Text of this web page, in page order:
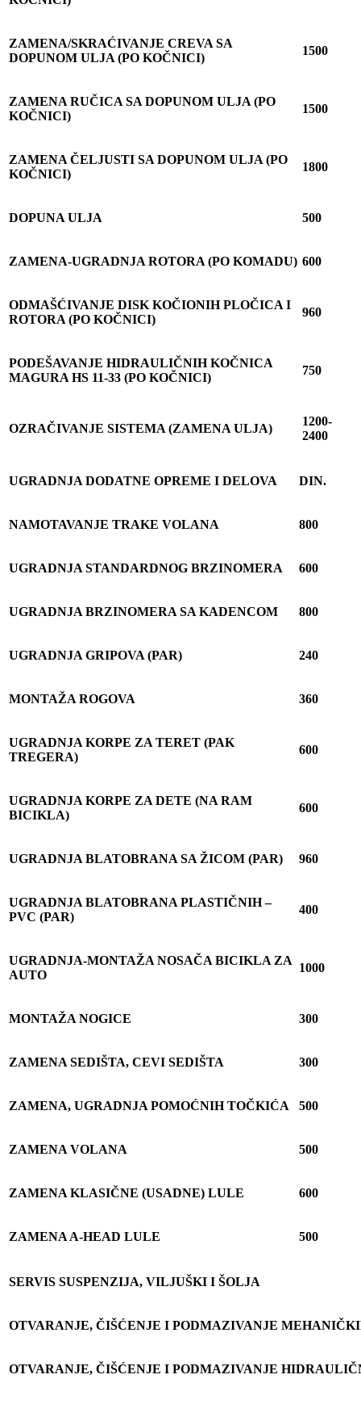
ZAMENA/SKRAĆIVANJE CREVA SA
DOPUNOM ULJA (PO KOČNICI)
1500
ZAMENA RUČICA SA DOPUNOM ULJA (PO
KOČNICI)
1500
ZAMENA ČELJUSTI SA DOPUNOM ULJA (PO
KOČNICI)
1800
DOPUNA ULJA 500
ZAMENA-UGRADNJA ROTORA (PO KOMADU) 600
ODMAŠĆIVANJE DISK KOČIONIH PLOČICA I
ROTORA (PO KOČNICI)
960
PODEŠAVANJE HIDRAULIČNIH KOČNICA
MAGURA HS 11-33 (PO KOČNICI)
750
OZRAČIVANJE SISTEMA (ZAMENA ULJA)
1200-
2400
UGRADNJA DODATNE OPREME I DELOVA DIN.
NAMOTAVANJE TRAKE VOLANA 800
UGRADNJA STANDARDNOG BRZINOMERA 600
UGRADNJA BRZINOMERA SA KADENCOM 800
UGRADNJA GRIPOVA (PAR) 240
MONTAŽA ROGOVA 360
UGRADNJA KORPE ZA TERET (PAK
TREGERA)
600
UGRADNJA KORPE ZA DETE (NA RAM
BICIKLA)
600
UGRADNJA BLATOBRANA SA ŽICOM (PAR) 960
UGRADNJA BLATOBRANA PLASTIČNIH –
PVC (PAR)
400
UGRADNJA-MONTAŽA NOSAČA BICIKLA ZA
AUTO
1000
MONTAŽA NOGICE 300
ZAMENA SEDIŠTA, CEVI SEDIŠTA 300
ZAMENA, UGRADNJA POMOĆNIH TOČKIĆA 500
ZAMENA VOLANA 500
ZAMENA KLASIČNE (USADNE) LULE 600
ZAMENA A-HEAD LULE 500
SERVIS SUSPENZIJA, VILJUŠKI I ŠOLJA
OTVARANJE, ČIŠĆENJE I PODMAZIVANJE MEHANIČ
OTVARANJE, ČIŠĆENJE I PODMAZIVANJE HIDRAULIČ